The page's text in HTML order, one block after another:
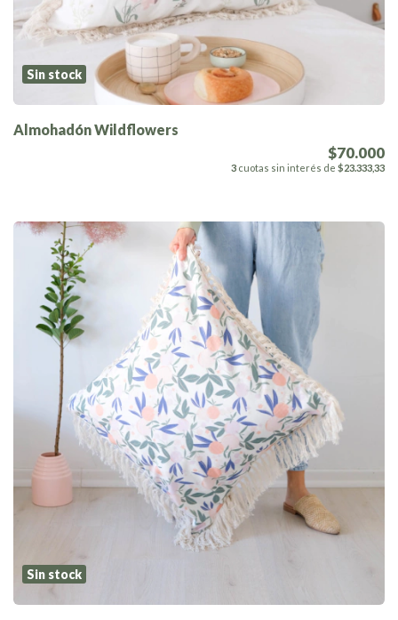
Sin stock
Almohadón Wildflowers
$70.000
3 cuotas sin interés de $23.333,33
Sin stock